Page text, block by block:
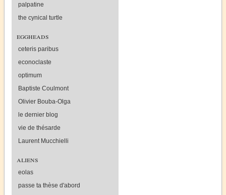
palpatine
the cynical turtle
eggheads
ceteris paribus
econoclaste
optimum
Baptiste Coulmont
Olivier Bouba-Olga
le dernier blog
vie de thésarde
Laurent Mucchielli
aliens
eolas
passe ta thèse d'abord